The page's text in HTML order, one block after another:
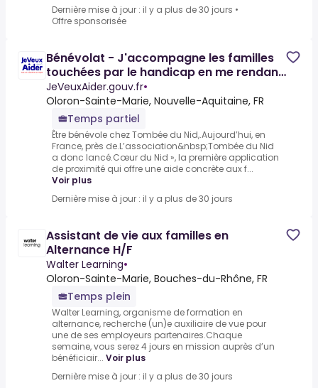
Dernière mise à jour : il y a plus de 30 jours •
Offre sponsorisée
Bénévolat - J'accompagne les familles
touchées par le handicap en me rendant
disponible pour des
JeVeuxAider.gouv.fr•
Oloron-Sainte-Marie, Nouvelle-Aquitaine, FR
Temps partiel
Être bénévole chez Tombée du Nid,.Aujourd’hui, en
France, près de.L’association&nbsp;Tombée du Nid
a donc lancé.Cœur du Nid », la première application
de proximité qui offre une aide concrète aux f...
Voir plus
Dernière mise à jour : il y a plus de 30 jours
Assistant de vie aux familles en
Alternance H/F
Walter Learning•
Oloron-Sainte-Marie, Bouches-du-Rhône, FR
Temps plein
Walter Learning, organisme de formation en
alternance, recherche (un)e auxiliaire de vue pour
une de ses employeurs partenaires.Chaque
semaine, vous serez 4 jours en mission auprès d’un
bénéficiair... Voir plus
Dernière mise à jour : il y a plus de 30 jours